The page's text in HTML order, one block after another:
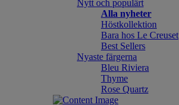
Nytt och populärt
Alla nyheter
Höstkollektion
Bara hos Le Creuset
Best Sellers
Nyaste färgerna
Bleu Riviera
Thyme
Rose Quartz